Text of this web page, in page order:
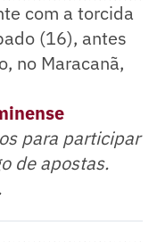
com a torcida
(16), antes
no Maracanã,
para participar
de apostas.